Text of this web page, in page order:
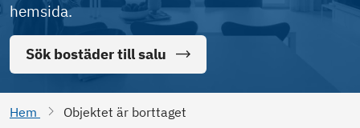
hemsida.
Sök bostäder till salu
Hem Objektet är borttaget